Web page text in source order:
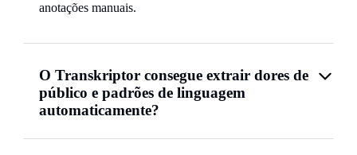
anotações manuais.
O Transkriptor consegue extrair dores de
público e padrões de linguagem
automaticamente?